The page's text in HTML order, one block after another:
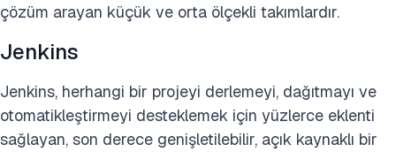
çözüm arayan küçük ve orta ölçekli takımlardır.
Jenkins
Jenkins, herhangi bir projeyi derlemeyi, dağıtmayı ve
otomatikleştirmeyi desteklemek için yüzlerce eklenti
sağlayan, son derece genişletilebilir, açık kaynaklı bir